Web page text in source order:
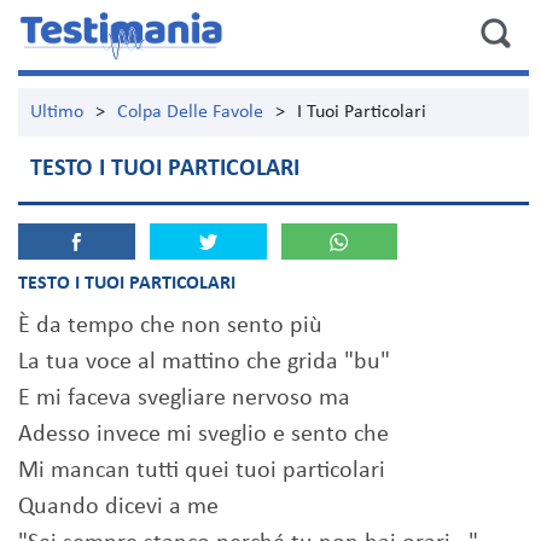
Ultimo > Colpa Delle Favole > I Tuoi Particolari
TESTO I TUOI PARTICOLARI
TESTO I TUOI PARTICOLARI
È da tempo che non sento più
La tua voce al mattino che grida "bu"
E mi faceva svegliare nervoso ma
Adesso invece mi sveglio e sento che
Mi mancan tutti quei tuoi particolari
Quando dicevi a me